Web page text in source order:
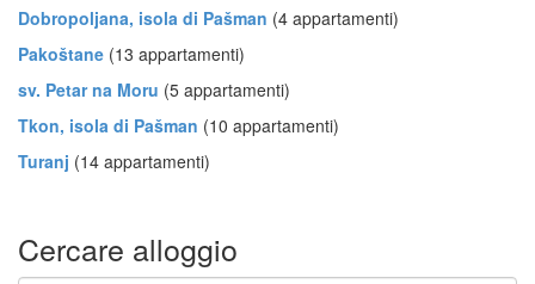
Dobropoljana, isola di Pašman (4 appartamenti)
Pakoštane (13 appartamenti)
sv. Petar na Moru (5 appartamenti)
Tkon, isola di Pašman (10 appartamenti)
Turanj (14 appartamenti)
Cercare alloggio